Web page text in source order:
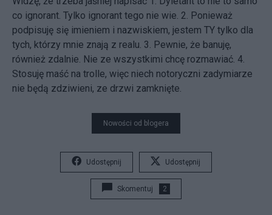
co ignorant. Tylko ignorant tego nie wie. 2. Ponieważ
podpisuję się imieniem i nazwiskiem, jestem TY tylko dla
tych, którzy mnie znają z realu. 3. Pewnie, że banuję,
również zdalnie. Nie ze wszystkimi chcę rozmawiać. 4.
Stosuję maść na trolle, więc niech notoryczni zadymiarze
nie będą zdziwieni, ze drzwi zamknięte.
Nowości od blogera
Udostępnij Udostępnij
Skomentuj 2